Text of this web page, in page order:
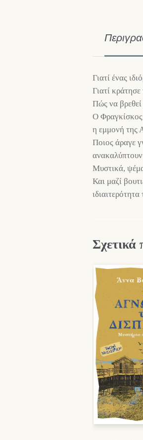
Γιατί ένας
Γιατί
Πώς να
Ο Φραγκίσκος
η εμμονή της
Ποιος άραγε
Μυστικά,
Και μαζί
Σχετικά